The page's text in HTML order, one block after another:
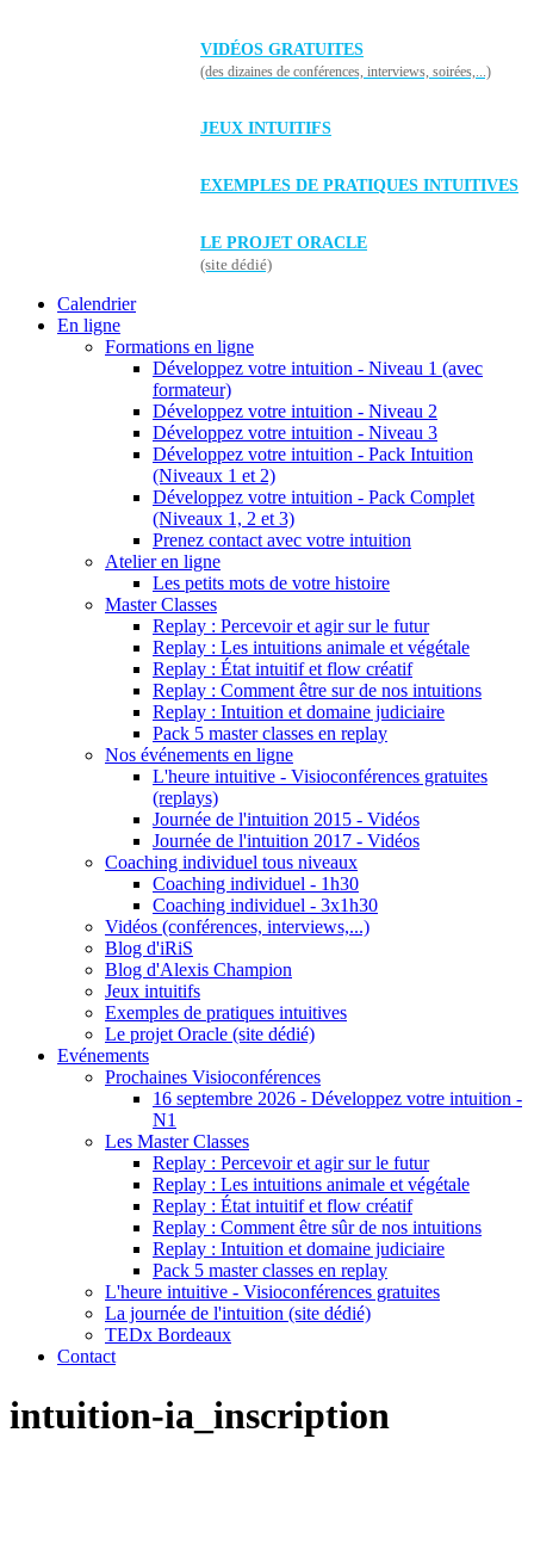
VIDÉOS GRATUITES
(des dizaines de conférences, interviews, soirées,...)
JEUX INTUITIFS
EXEMPLES DE PRATIQUES INTUITIVES
LE PROJET ORACLE
(site dédié)
Calendrier
En ligne
Formations en ligne
Développez votre intuition - Niveau 1 (avec
formateur)
Développez votre intuition - Niveau 2
Développez votre intuition - Niveau 3
Développez votre intuition - Pack Intuition
(Niveaux 1 et 2)
Développez votre intuition - Pack Complet
(Niveaux 1, 2 et 3)
Prenez contact avec votre intuition
Atelier en ligne
Les petits mots de votre histoire
Master Classes
Replay : Percevoir et agir sur le futur
Replay : Les intuitions animale et végétale
Replay : État intuitif et flow créatif
Replay : Comment être sur de nos intuitions
Replay : Intuition et domaine judiciaire
Pack 5 master classes en replay
Nos événements en ligne
L'heure intuitive - Visioconférences gratuites
(replays)
Journée de l'intuition 2015 - Vidéos
Journée de l'intuition 2017 - Vidéos
Coaching individuel tous niveaux
Coaching individuel - 1h30
Coaching individuel - 3x1h30
Vidéos (conférences, interviews,...)
Blog d'iRiS
Blog d'Alexis Champion
Jeux intuitifs
Exemples de pratiques intuitives
Le projet Oracle (site dédié)
Evénements
Prochaines Visioconférences
16 septembre 2026 - Développez votre intuition -
N1
Les Master Classes
Replay : Percevoir et agir sur le futur
Replay : Les intuitions animale et végétale
Replay : État intuitif et flow créatif
Replay : Comment être sûr de nos intuitions
Replay : Intuition et domaine judiciaire
Pack 5 master classes en replay
L'heure intuitive - Visioconférences gratuites
La journée de l'intuition (site dédié)
TEDx Bordeaux
Contact
intuition-ia_inscription